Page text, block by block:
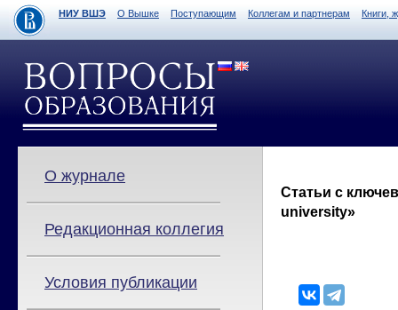
НИУ ВШЭ О Вышке Поступающим Коллегам и партнерам Книги,
О журнале
Редакционная коллегия
Условия публикации
Статьи с
university»